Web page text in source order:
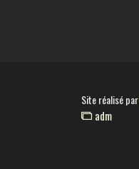
Site réalisé par
adm